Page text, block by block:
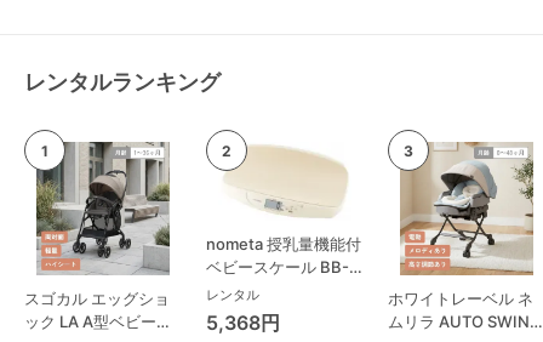
レンタルランキング
スゴカル エッグショ
ック LA A型ベビーカ
nometa 授乳量機能付
ベビースケール BB-
105 タニタ(TANITA)
ベビースケール・体重
計
レンタル
5,368円
ホワイトレーベル ネ
ムリラ AUTO SWING